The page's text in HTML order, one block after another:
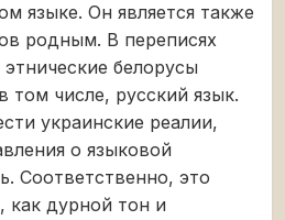
языке. Он является также
родным. В переписях
белорусы
числе, русский язык.
украинские реалии,
о языковой
Соответственно, это
как дурной тон и